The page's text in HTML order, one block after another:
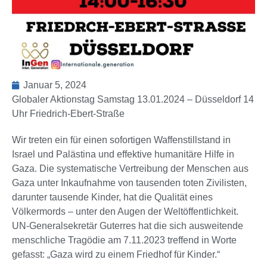
Januar 5, 2024
Globaler Aktionstag Samstag 13.01.2024 – Düsseldorf 14
Uhr Friedrich-Ebert-Straße
Wir treten ein für einen sofortigen Waffenstillstand in
Israel und Palästina und effektive humanitäre Hilfe in
Gaza. Die systematische Vertreibung der Menschen aus
Gaza unter Inkaufnahme von tausenden toten Zivilisten,
darunter tausende Kinder, hat die Qualität eines
Völkermords – unter den Augen der Weltöffentlichkeit.
UN-Generalsekretär Guterres hat die sich ausweitende
menschliche Tragödie am 7.11.2023 treffend in Worte
gefasst: „Gaza wird zu einem Friedhof für Kinder.“